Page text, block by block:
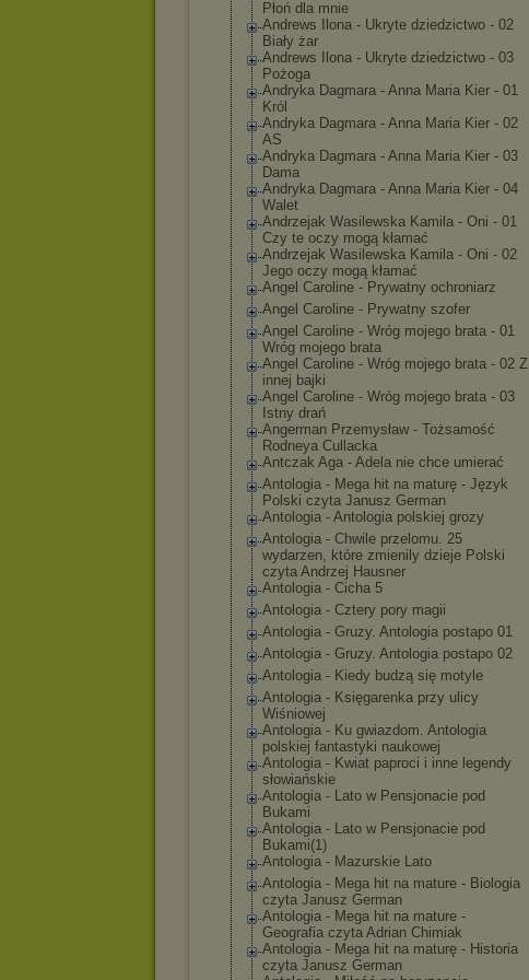
Płoń dla mnie
Andrews Ilona - Ukryte dziedzictwo - 02
Biały żar
Andrews Ilona - Ukryte dziedzictwo - 03
Pożoga
Andryka Dagmara - Anna Maria Kier - 01
Król
Andryka Dagmara - Anna Maria Kier - 02
AS
Andryka Dagmara - Anna Maria Kier - 03
Dama
Andryka Dagmara - Anna Maria Kier - 04
Walet
Andrzejak Wasilewska Kamila - Oni - 01
Czy te oczy mogą kłamać
Andrzejak Wasilewska Kamila - Oni - 02
Jego oczy mogą kłamać
Angel Caroline - Prywatny ochroniarz
Angel Caroline - Prywatny szofer
Angel Caroline - Wróg mojego brata - 01
Wróg mojego brata
Angel Caroline - Wróg mojego brata - 02 Z
innej bajki
Angel Caroline - Wróg mojego brata - 03
Istny drań
Angerman Przemysław - Tożsamość
Rodneya Cullacka
Antczak Aga - Adela nie chce umierać
Antologia - Mega hit na maturę - Język
Polski czyta Janusz German
Antologia - Antologia polskiej grozy
Antologia - Chwile przelomu. 25
wydarzen, które zmienily dzieje Polski
czyta Andrzej Hausner
Antologia - Cicha 5
Antologia - Cztery pory magii
Antologia - Gruzy. Antologia postapo 01
Antologia - Gruzy. Antologia postapo 02
Antologia - Kiedy budzą się motyle
Antologia - Księgarenka przy ulicy
Wiśniowej
Antologia - Ku gwiazdom. Antologia
polskiej fantastyki naukowej
Antologia - Kwiat paproci i inne legendy
słowiańskie
Antologia - Lato w Pensjonacie pod
Bukami
Antologia - Lato w Pensjonacie pod
Bukami(1)
Antologia - Mazurskie Lato
Antologia - Mega hit na mature - Biologia
czyta Janusz German
Antologia - Mega hit na mature -
Geografia czyta Adrian Chimiak
Antologia - Mega hit na maturę - Historia
czyta Janusz German